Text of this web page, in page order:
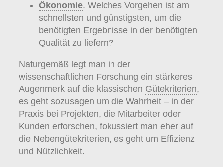
Ökonomie. Welches Vorgehen ist am
schnellsten und günstigsten, um die
benötigten Ergebnisse in der benötigten
Qualität zu liefern?
Naturgemäß legt man in der
wissenschaftlichen Forschung ein stärkeres
Augenmerk auf die klassischen Gütekriterien,
es geht sozusagen um die Wahrheit – in der
Praxis bei Projekten, die Mitarbeiter oder
Kunden erforschen, fokussiert man eher auf
die Nebengütekriterien, es geht um Effizienz
und Nützlichkeit.